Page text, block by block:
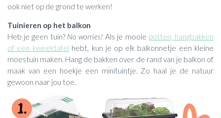
ook niet op de grond te werken!
Tuinieren op het balkon
Heb je geen tuin? No worries! Als je mooie potten, hangbakken
of een kweektafel hebt, kun je op elk balkonnetje een kleine
moestuin maken. Hang de bakken over de rand van je balkon of
maak van een hoekje een minituintje. Zo haal je de natuur
gewoon naar jou toe.